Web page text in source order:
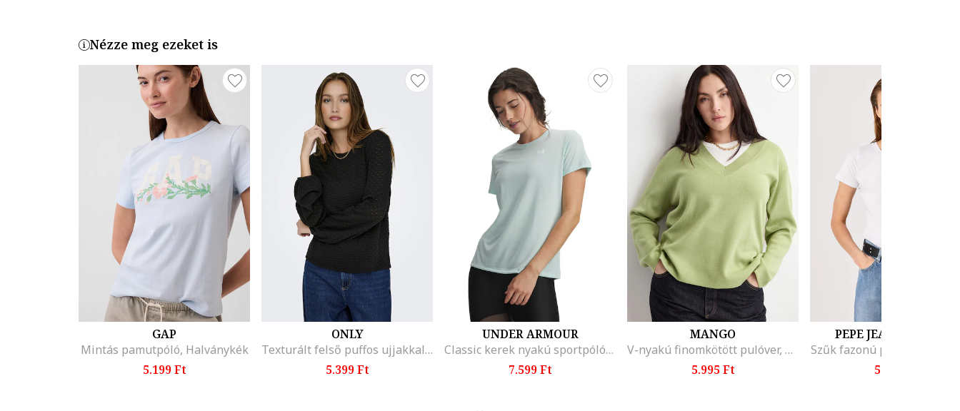
Nézze meg ezeket is
GAP
Mintás pamutpóló, Halványkék
5.199 Ft
ONLY
Texturált felső puffos ujjakkal, Fekete
5.399 Ft
UNDER ARMOUR
Classic kerek nyakú sportpóló, Fehér/Mentazöld
7.599 Ft
MANGO
V-nyakú finomkötött pulóver, Limezöld
5.995 Ft
PEPE JEANS LONDON
Szűk fazonú póló logóval,
5.899 Ft